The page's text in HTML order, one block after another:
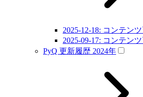
2025-12-18: コンテン
2025-09-17: コンテン
PyQ 更新履歴 2024年